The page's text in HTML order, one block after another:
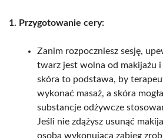
1. Przygotowanie cery:
Zanim rozpoczniesz sesję,
twarz jest wolna od makijażu
skóra to podstawa, by
wykonać masaż, a skóra
substancje odżywcze
Jeśli nie zdążysz usunąć
osoba wykonująca zabieg